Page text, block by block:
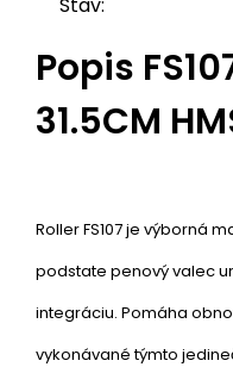
Popis
31.5CM
Roller FS107 je výborná
podstate penový valec
integráciu. Pomáha
vykonávané týmto